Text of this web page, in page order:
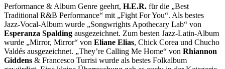
Performance & Album Genre geehrt, H.E.R. für die „Best
Traditional R&B Performance“ mit „Fight For You“. Als bestes
Jazz-Vocal-Album wurde „Songwrights Apothecary Lab“ von
Esperanza Spalding ausgezeichnet. Zum besten Jazz-Latin-Album
wurde „Mirror, Mirror“ von Eliane Elias, Chick Corea und Chucho
Valdés ausgezeichnet. „They’re Calling Me Home“ von Rhiannon
Giddens & Francesco Turrisi wurde als bestes Folkalbum